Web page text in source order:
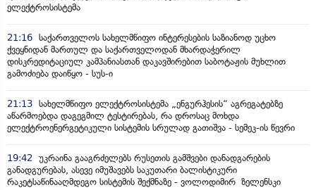
ელექტროსისტემა
21:16 საქართველოს სახელმწიფო ინტერესების საზიანოდ უცხო
ქვეყნიდან მართულ და საქართველოდან მხარდაჭერილ
დისკრედიტაციულ კამპანიასთან დაკავშირებით საბოტაჟის მუხლით
გამოძიება დაიწყო - სუს-ი
21:13 სახელმწიფო ელექტროსისტემა „ენგურჰესის“ აგრეგატებზე
აწარმოებდა დაგეგმილ ტესტირებას, რა დროსაც მოხდა
ელექტროენერგეტიკული სისტემის სრულად გათიშვა - სემეკ-ის წევრი
19:42
უკრაინა გააგრძელებს რუსეთის გამშვები დანადგარების
განადგურებას, ასევე იმუშავებს საკუთარი ბალისტიკური
რაკეტსაწინააღმდეგო სისტემის შექმნაზე - ვოლოდიმირ ზელენსკი